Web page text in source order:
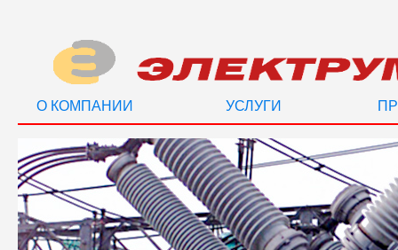
О КОМПАНИИ УСЛУГИ